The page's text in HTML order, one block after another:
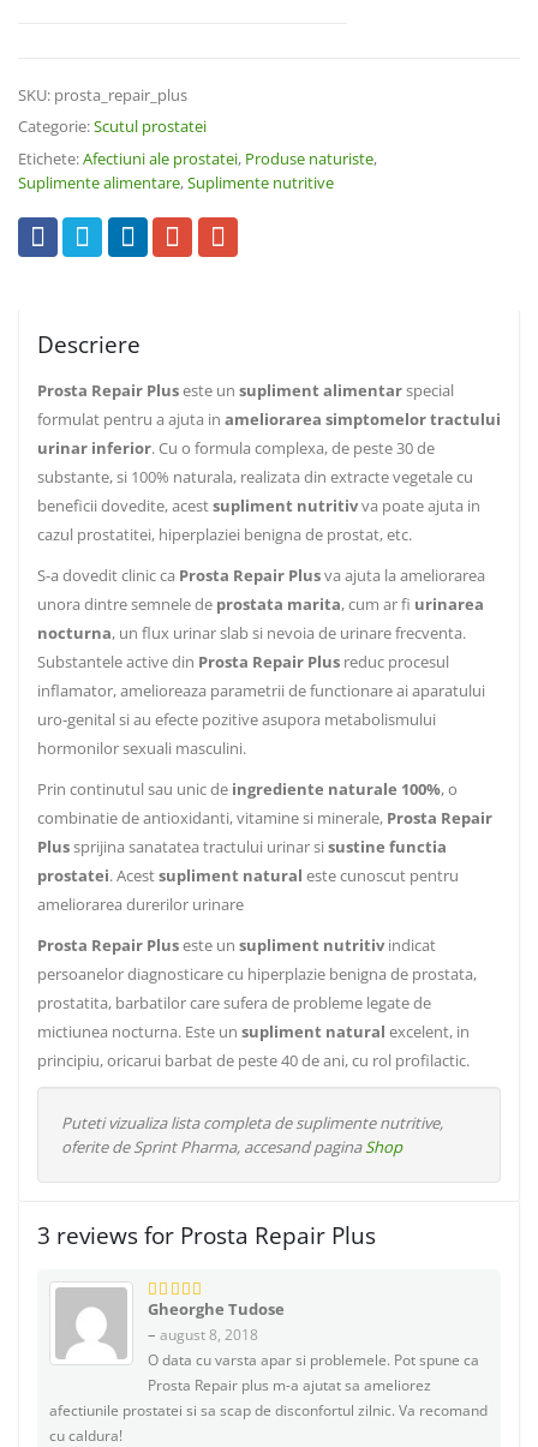
SKU: prosta_repair_plus
Categorie:Scutul prostatei
Etichete:Afectiuni ale prostatei, Produse naturiste,
Suplimente alimentare,Suplimente nutritive
Descriere
Prosta Repair Pluseste un supliment alimentarspecial
formulat pentru a ajuta in ameliorarea simptomelor tractului
urinar inferior. Cu o formula complexa, de peste 30 de
substante, si 100% naturala, realizata din extracte vegetale cu
beneficii dovedite, acestsupliment nutritivva poate ajuta in
cazul prostatitei, hiperplaziei benigna de prostat, etc.
S-a dovedit clinic ca Prosta Repair Plusva ajuta la ameliorarea
unora dintre semnele de prostata marita, cum ar fi urinarea
nocturna, un flux urinar slab si nevoia de urinare frecventa.
Substantele active din Prosta Repair Plus reduc procesul
inflamator, amelioreaza parametrii de functionare ai aparatului
uro-genital si au efecte pozitive asupora metabolismului
hormonilor sexuali masculini.
Prin continutul sau unic de ingrediente naturale 100%, o
combinatie de antioxidanti, vitamine si minerale, Prosta Repair
Plussprijina sanatatea tractului urinar sisustine functia
prostatei. Acestsupliment natural este cunoscut pentru
ameliorarea durerilor urinare
Prosta Repair Pluseste un supliment nutritivindicat
persoanelor diagnosticare cu hiperplazie benigna de prostata,
prostatita, barbatilor care sufera de probleme legate de
mictiunea nocturna. Este un supliment natural excelent, in
principiu, oricarui barbat de peste 40 de ani, cu rol profilactic.
Puteti vizualiza lista completa de suplimente nutritive,
oferite de Sprint Pharma, accesand paginaShop
3 reviews for Prosta Repair Plus
5din 5
Gheorghe Tudose
– august 8, 2018
O data cu varsta apar si problemele. Pot spune ca
Prosta Repair plus m-a ajutat sa ameliorez
afectiunile prostatei si sa scap de disconfortul zilnic. Va recomand
cu caldura!